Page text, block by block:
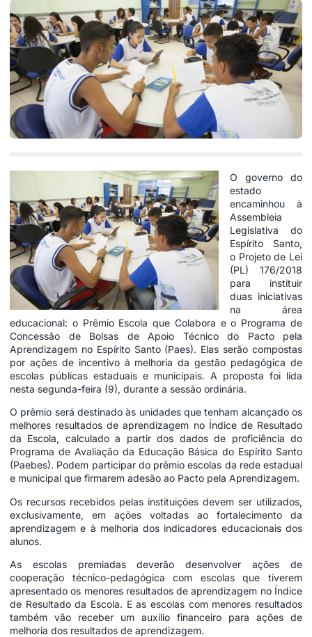
O governo do
estado
encaminhou à
Assembleia
Legislativa do
Espírito Santo,
o Projeto de Lei
(PL) 176/2018
para instituir
duas iniciativas
na área
educacional: o Prêmio Escola que Colabora e o Programa de
Concessão de Bolsas de Apoio Técnico do Pacto pela
Aprendizagem no Espírito Santo (Paes). Elas serão compostas
por ações de incentivo à melhoria da gestão pedagógica de
escolas públicas estaduais e municipais. A proposta foi lida
nesta segunda-feira (9), durante a sessão ordinária.
O prêmio será destinado às unidades que tenham alcançado os
melhores resultados de aprendizagem no Índice de Resultado
da Escola, calculado a partir dos dados de proficiência do
Programa de Avaliação da Educação Básica do Espírito Santo
(Paebes). Podem participar do prêmio escolas da rede estadual
e municipal que firmarem adesão ao Pacto pela Aprendizagem.
Os recursos recebidos pelas instituições devem ser utilizados,
exclusivamente, em ações voltadas ao fortalecimento da
aprendizagem e à melhoria dos indicadores educacionais dos
alunos.
As escolas premiadas deverão desenvolver ações de
cooperação técnico-pedagógica com escolas que tiverem
apresentado os menores resultados de aprendizagem no Índice
de Resultado da Escola. E as escolas com menores resultados
também vão receber um auxílio financeiro para ações de
melhoria dos resultados de aprendizagem.